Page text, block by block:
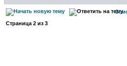
Страница 2 из 3